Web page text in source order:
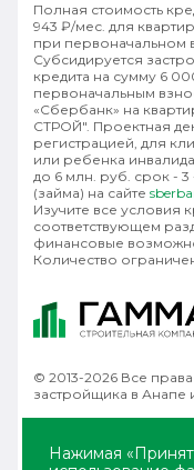
Полная стоимость
943 ₽/мес. для
при первоначальном
Субсидируется
кредита на сумму 6
первоначальным
«Сбербанк» на
СТРОЙ". Проектная
регистрацией, для
или ребенка
до 6 млн. руб. срок -
(займа) на сайте
Изучите все условия
соответствующем
финансовые
Количество
© 2013-2026 Все
застройщика в Анапе
Нажимая